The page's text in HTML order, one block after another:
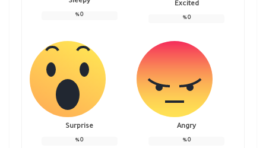
Excited
0
%
Sleepy
0
%
Angry
0
%
Surprise
0
%